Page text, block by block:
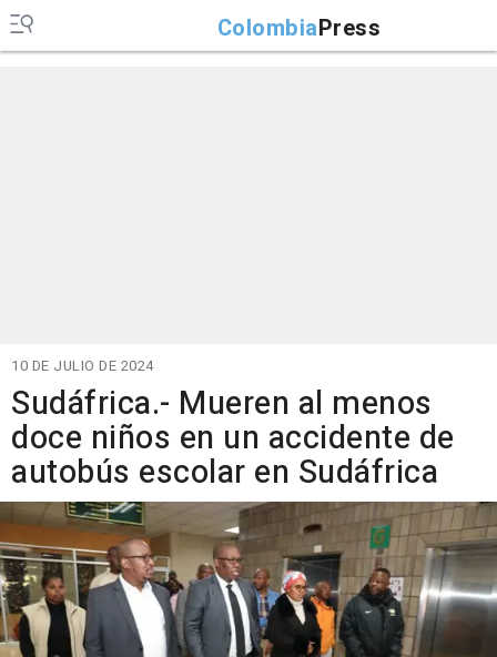
ColombiaPress
10 DE JULIO DE 2024
Sudáfrica.- Mueren al menos
doce niños en un accidente de
autobús escolar en Sudáfrica